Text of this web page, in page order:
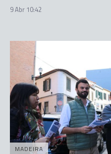
9 Abr 10:42
MADEIRA